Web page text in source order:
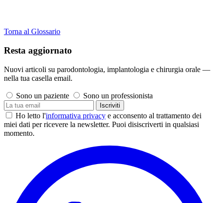
Torna al Glossario
Resta aggiornato
Nuovi articoli su parodontologia, implantologia e chirurgia orale —
nella tua casella email.
Sono un paziente Sono un professionista
Iscriviti
Ho letto l'informativa privacy e acconsento al trattamento dei
miei dati per ricevere la newsletter. Puoi disiscriverti in qualsiasi
momento.